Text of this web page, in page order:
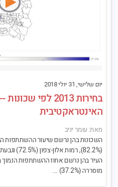
יום שלישי, 31 יולי 2018
בחירות 2013 לפי
האינטראקטיבית
מאת: עומר יניב
השכונות בהן נרשם שיעור ההשתתפות
מוסררה (37.2%) ...